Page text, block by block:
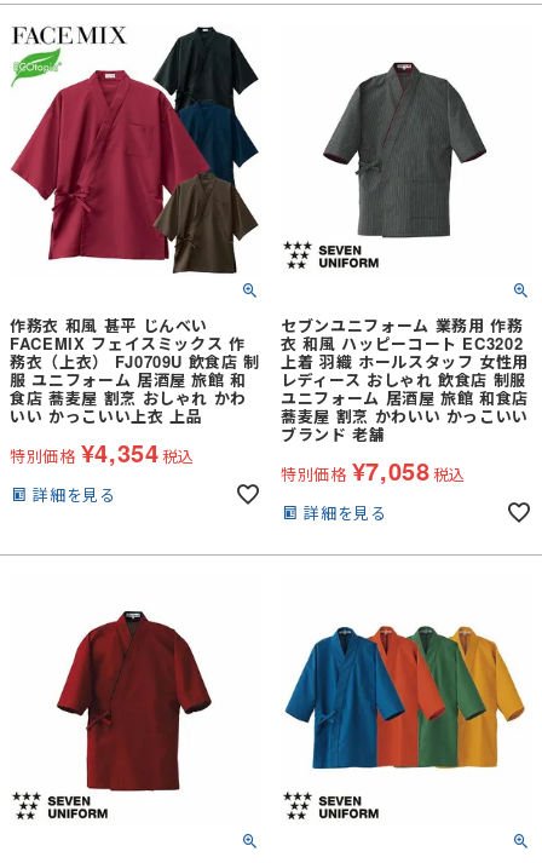
作務衣 和風 甚平 じんべい
FACEMIX フェイスミックス 作
務衣（上衣） FJ0709U 飲食店 制
服 ユニフォーム 居酒屋 旅館 和
食店 蕎麦屋 割烹 おしゃれ かわ
いい かっこいい上衣 上品
特別価格 ¥4,354税込
詳細を見る
セブンユニフォーム 業務用 作務
衣 和風 ハッピーコート EC3202
上着 羽織 ホールスタッフ 女性用
レディース おしゃれ 飲食店 制服
ユニフォーム 居酒屋 旅館 和食店
蕎麦屋 割烹 かわいい かっこいい
ブランド 老舗
特別価格 ¥7,058税込
詳細を見る